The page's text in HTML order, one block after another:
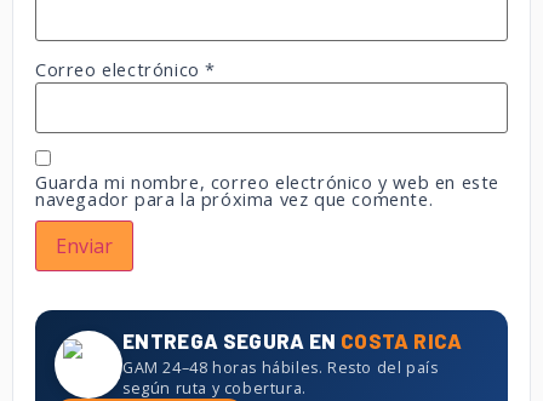
Correo electrónico*
Guarda mi nombre, correo electrónico y web en este
navegador para la próxima vez que comente.
ENTREGA SEGURA EN COSTA RICA
GAM 24–48 horas hábiles. Resto del país
según ruta y cobertura.